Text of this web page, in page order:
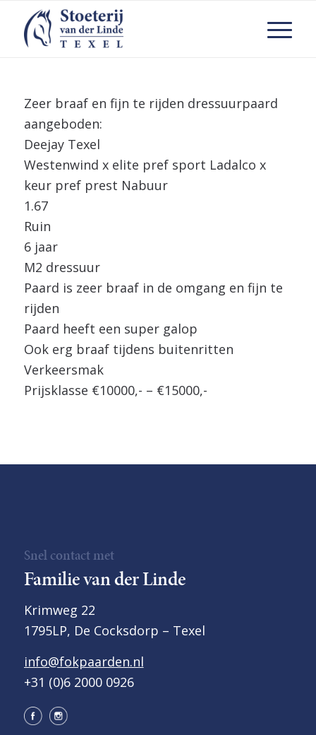
Zeer braaf en fijn te rijden dressuurpaard
aangeboden:
Deejay Texel
Westenwind x elite pref sport Ladalco x
keur pref prest Nabuur
1.67
Ruin
6 jaar
M2 dressuur
Paard is zeer braaf in de omgang en fijn te
rijden
Paard heeft een super galop
Ook erg braaf tijdens buitenritten
Verkeersmak
Prijsklasse €10000,- – €15000,-
Snel contact met
Familie van der Linde
Krimweg 22
1795LP, De Cocksdorp – Texel
info@fokpaarden.nl
+31 (0)6 2000 0926